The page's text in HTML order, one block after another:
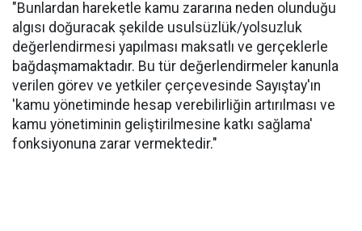
"Bunlardan hareketle kamu zararına neden olunduğu
algısı doğuracak şekilde usulsüzlük/yolsuzluk
değerlendirmesi yapılması maksatlı ve gerçeklerle
bağdaşmamaktadır. Bu tür değerlendirmeler kanunla
verilen görev ve yetkiler çerçevesinde Sayıştay'ın
'kamu yönetiminde hesap verebilirliğin artırılması ve
kamu yönetiminin geliştirilmesine katkı sağlama'
fonksiyonuna zarar vermektedir."